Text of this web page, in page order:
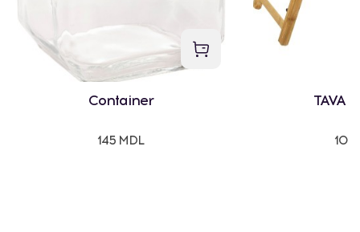
Container
145 MDL
TAVA